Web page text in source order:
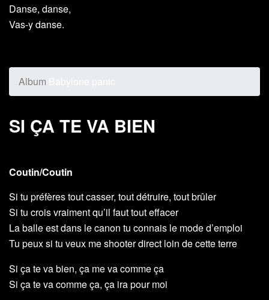
Danse, danse,
Vas-y danse.
Album
SI ÇA TE VA BIEN
Coutin/Coutin
Si tu préfères tout casser, tout détruire, tout brûler
Si tu crois vraiment qu’il faut tout effacer
La balle est dans le canon tu connais le mode d’emploi
Tu peux si tu veux me shooter direct loin de cette terre
Si ça te va bien, ça me va comme ça
Si ça te va comme ça, ça ira pour moi